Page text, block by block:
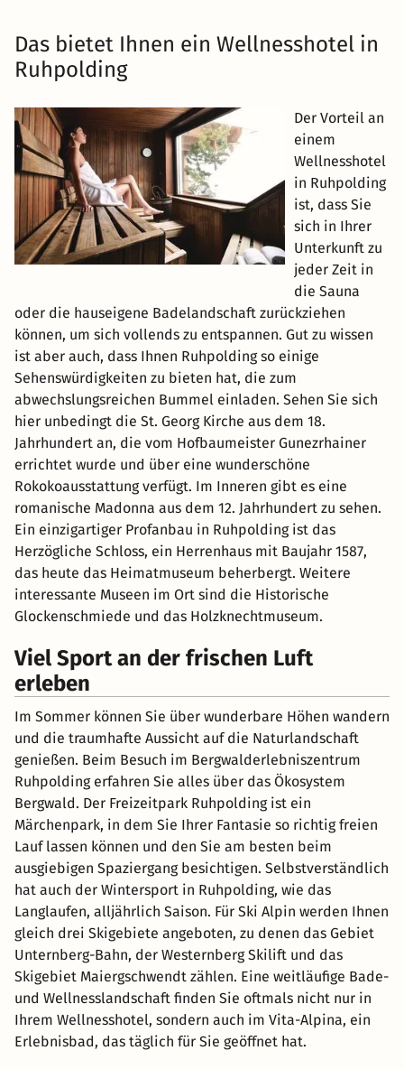
Das bietet Ihnen ein Wellnesshotel in
Ruhpolding
Der Vorteil an
einem
Wellnesshotel
in Ruhpolding
ist, dass Sie
sich in Ihrer
Unterkunft zu
jeder Zeit in
die Sauna
oder die hauseigene Badelandschaft zurückziehen
können, um sich vollends zu entspannen. Gut zu wissen
ist aber auch, dass Ihnen Ruhpolding so einige
Sehenswürdigkeiten zu bieten hat, die zum
abwechslungsreichen Bummel einladen. Sehen Sie sich
hier unbedingt die St. Georg Kirche aus dem 18.
Jahrhundert an, die vom Hofbaumeister Gunezrhainer
errichtet wurde und über eine wunderschöne
Rokokoausstattung verfügt. Im Inneren gibt es eine
romanische Madonna aus dem 12. Jahrhundert zu sehen.
Ein einzigartiger Profanbau in Ruhpolding ist das
Herzögliche Schloss, ein Herrenhaus mit Baujahr 1587,
das heute das Heimatmuseum beherbergt. Weitere
interessante Museen im Ort sind die Historische
Glockenschmiede und das Holzknechtmuseum.
Viel Sport an der frischen Luft
erleben
Im Sommer können Sie über wunderbare Höhen wandern
und die traumhafte Aussicht auf die Naturlandschaft
genießen. Beim Besuch im Bergwalderlebniszentrum
Ruhpolding erfahren Sie alles über das Ökosystem
Bergwald. Der Freizeitpark Ruhpolding ist ein
Märchenpark, in dem Sie Ihrer Fantasie so richtig freien
Lauf lassen können und den Sie am besten beim
ausgiebigen Spaziergang besichtigen. Selbstverständlich
hat auch der Wintersport in Ruhpolding, wie das
Langlaufen, alljährlich Saison. Für Ski Alpin werden Ihnen
gleich drei Skigebiete angeboten, zu denen das Gebiet
Unternberg-Bahn, der Westernberg Skilift und das
Skigebiet Maiergschwendt zählen. Eine weitläufige Bade-
und Wellnesslandschaft finden Sie oftmals nicht nur in
Ihrem Wellnesshotel, sondern auch im Vita-Alpina, ein
Erlebnisbad, das täglich für Sie geöffnet hat.